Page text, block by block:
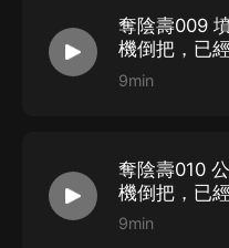
奪陰壽009
機倒把，已
9min
奪陰壽010
機倒把，已
9min